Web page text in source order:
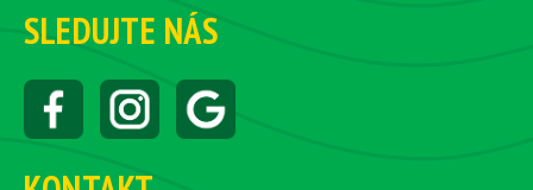
SLEDUJTE NÁS